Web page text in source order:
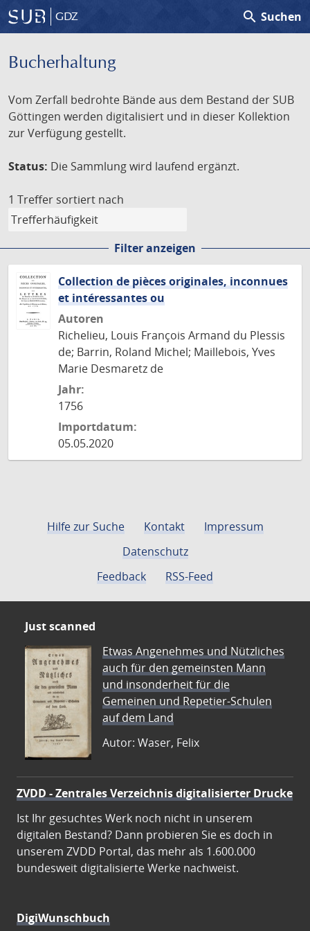
GDZ search Suchen
Bucherhaltung
Vom Zerfall bedrohte Bände aus dem Bestand der SUB
Göttingen werden digitalisiert und in dieser Kollektion
zur Verfügung gestellt.
Status: Die Sammlung wird laufend ergänzt.
1 Treffer sortiert nach
Filter anzeigen
Collection de pièces originales, inconnues
et intéressantes ou
Autoren
Richelieu, Louis François Armand du Plessis
de; Barrin, Roland Michel; Maillebois, Yves
Marie Desmaretz de
Jahr:
1756
Importdatum:
05.05.2020
Hilfe zur Suche Kontakt
Impressum
Datenschutz
Feedback
RSS-Feed
Just scanned
Etwas Angenehmes und Nützliches
auch für den gemeinsten Mann
und insonderheit für die
Gemeinen und Repetier-Schulen
auf dem Land
Autor: Waser, Felix
ZVDD - Zentrales Verzeichnis digitalisierter Drucke
Ist Ihr gesuchtes Werk noch nicht in unserem
digitalen Bestand? Dann probieren Sie es doch in
unserem ZVDD Portal, das mehr als 1.600.000
bundesweit digitalisierte Werke nachweist.
DigiWunschbuch